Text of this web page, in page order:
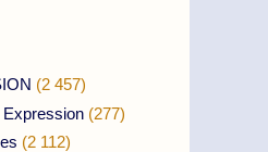
(2 457)
(277)
(2 112)